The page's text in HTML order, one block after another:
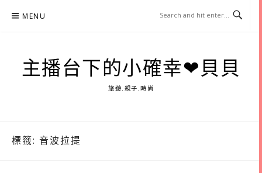
MENU
主播台下的小確幸❤貝貝
旅遊.親子.時尚
標籤: 音波拉提